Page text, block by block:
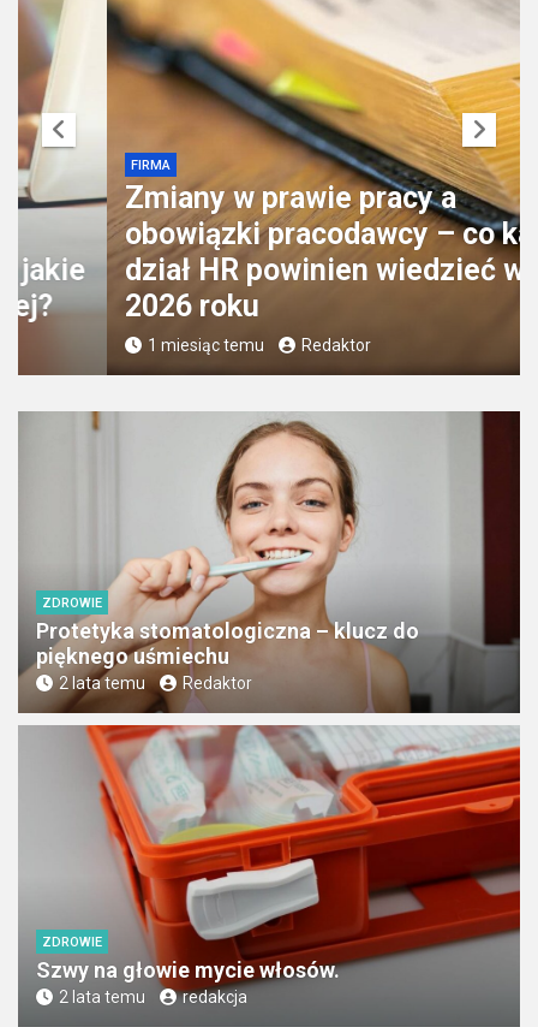
Zmiany w prawie pracy a
obowiązki pracodawcy – co każdy
dział HR powinien wiedzieć w
2026 roku
1 miesiąc temu Redaktor
ZDROWIE
Protetyka stomatologiczna – klucz do
pięknego uśmiechu
2 lata temu Redaktor
ZDROWIE
Szwy na głowie mycie włosów.
2 lata temu redakcja